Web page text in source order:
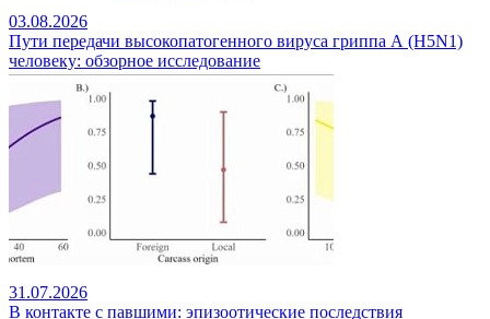
03.08.2026
Пути передачи высокопатогенного вируса гриппа А (H5N1)
человеку: обзорное исследование
31.07.2026
В контакте с павшими: эпизоотические последствия